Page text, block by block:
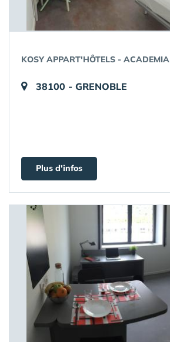
KOSY APPART'HÔTELS - ACADEMIA
38100 - GRENOBLE
Plus d'infos